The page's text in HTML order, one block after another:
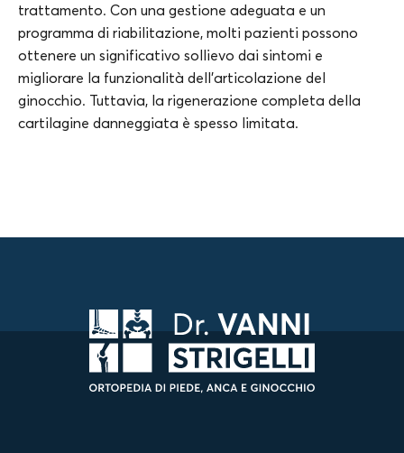
trattamento. Con una gestione adeguata e un
programma di riabilitazione, molti pazienti possono
ottenere un significativo sollievo dai sintomi e
migliorare la funzionalità dell’articolazione del
ginocchio. Tuttavia, la rigenerazione completa della
cartilagine danneggiata è spesso limitata.